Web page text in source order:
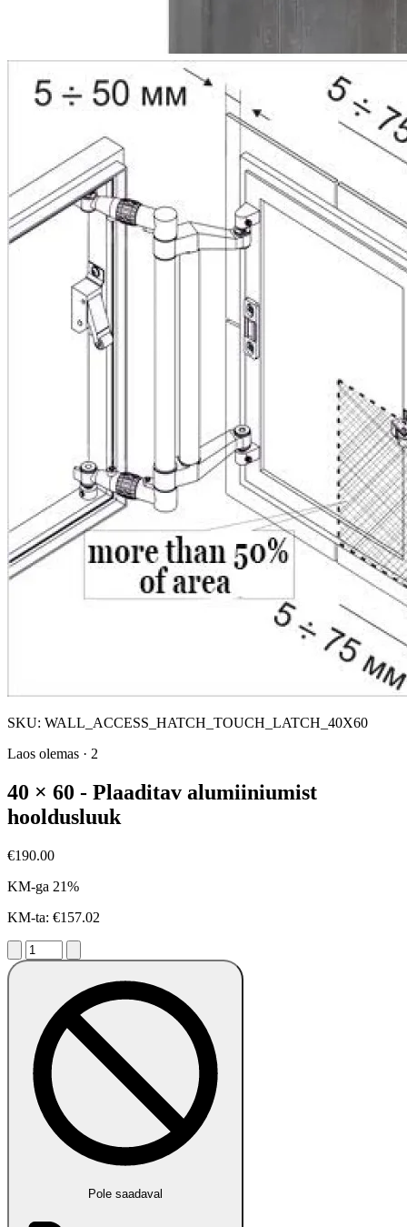
SKU: WALL_ACCESS_HATCH_TOUCH_LATCH_40X60
Laos olemas · 2
40 × 60 - Plaaditav alumiiniumist
hooldusluuk
€190.00
KM-ga 21%
KM-ta: €157.02
Pole saadaval